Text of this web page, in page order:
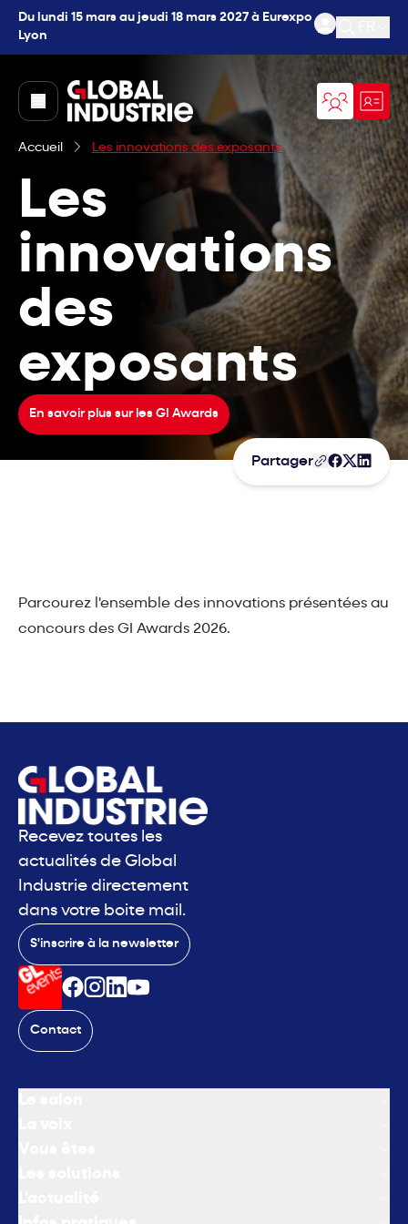
Du lundi 15 mars au jeudi 18 mars 2027 à Eurexpo
Lyon
Ouvrir
page.home
Accueil Les innovations des exposants
Les
innovations
des
exposants
En savoir plus sur les GI Awards
Partager
Parcourez l'ensemble des innovations présentées au
concours des GI Awards 2026.
Recevez toutes les
actualités de Global
Industrie directement
dans votre boite mail.
S'inscrire à la newsletter
Contact